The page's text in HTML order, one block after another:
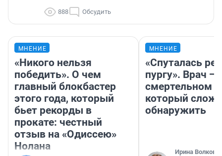
888 Обсудить
МНЕНИЕ
«Никого нельзя
победить». О чем
главный блокбастер
этого года, который
бьет рекорды в
прокате: честный
отзыв на «Одиссею»
Нолана
МНЕНИЕ
«Спуталась
пургу». Врач —
смертельном
который
обнаружить
Ирина Волкова